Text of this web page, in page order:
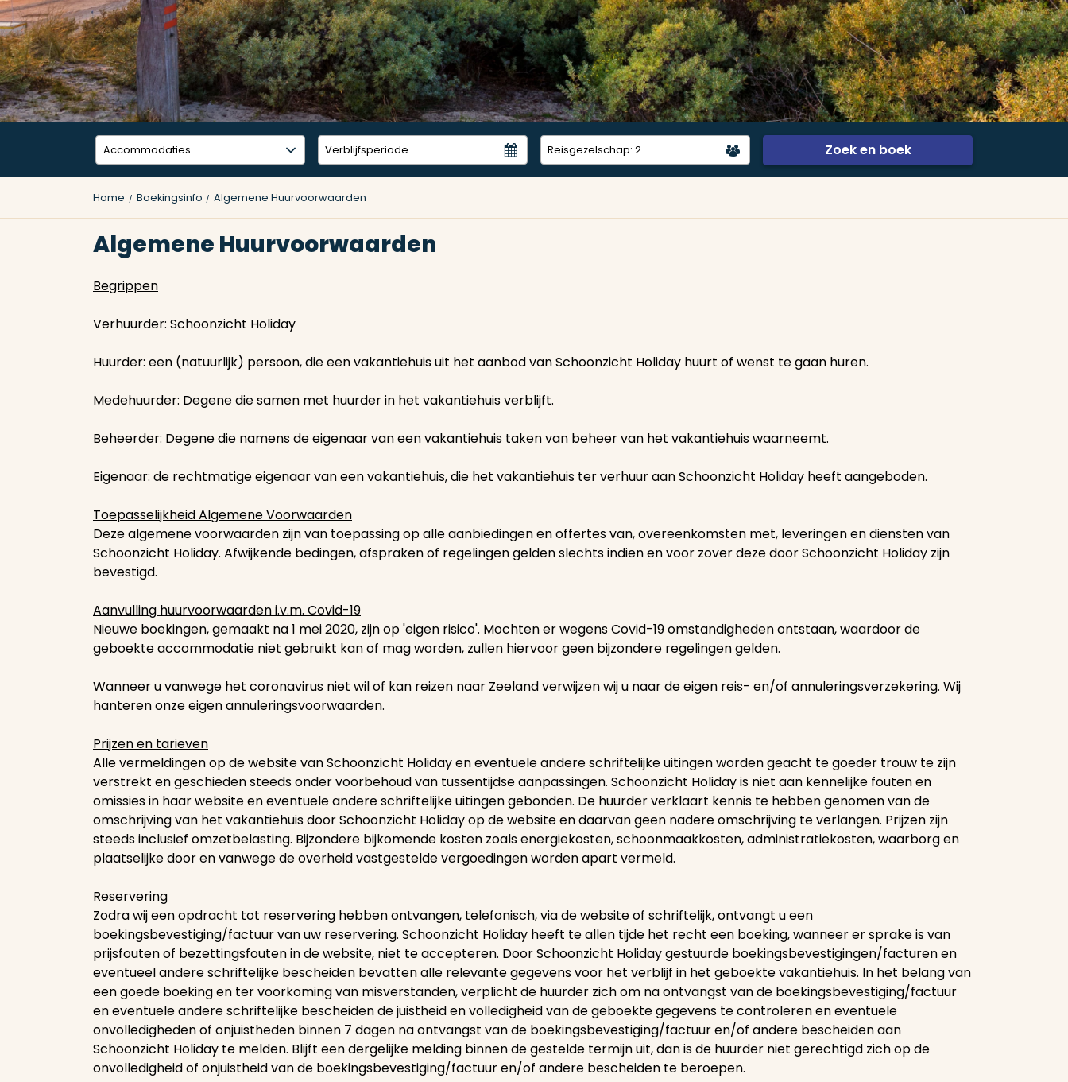
Reisgezelschap: 2 Zoek en boek
Home Boekingsinfo Algemene Huurvoorwaarden
Algemene Huurvoorwaarden
Begrippen
Verhuurder: Schoonzicht Holiday
Huurder: een (natuurlijk) persoon, die een vakantiehuis uit het aanbod van Schoonzicht Holiday huurt of wenst te gaan huren.
Medehuurder: Degene die samen met huurder in het vakantiehuis verblijft.
Beheerder: Degene die namens de eigenaar van een vakantiehuis taken van beheer van het vakantiehuis waarneemt.
Eigenaar: de rechtmatige eigenaar van een vakantiehuis, die het vakantiehuis ter verhuur aan Schoonzicht Holiday heeft aangeboden.
Toepasselijkheid Algemene Voorwaarden
Deze algemene voorwaarden zijn van toepassing op alle aanbiedingen en offertes van, overeenkomsten met, leveringen en diensten van
Schoonzicht Holiday. Afwijkende bedingen, afspraken of regelingen gelden slechts indien en voor zover deze door Schoonzicht Holiday zijn
bevestigd.
Aanvulling huurvoorwaarden i.v.m. Covid-19
Nieuwe boekingen, gemaakt na 1 mei 2020, zijn op 'eigen risico'. Mochten er wegens Covid-19 omstandigheden ontstaan, waardoor de
geboekte accommodatie niet gebruikt kan of mag worden, zullen hiervoor geen bijzondere regelingen gelden.
Wanneer u vanwege het coronavirus niet wil of kan reizen naar Zeeland verwijzen wij u naar de eigen reis- en/of annuleringsverzekering. Wij
hanteren onze eigen annuleringsvoorwaarden.
Prijzen en tarieven
Alle vermeldingen op de website van Schoonzicht Holiday en eventuele andere schriftelijke uitingen worden geacht te goeder trouw te zijn
verstrekt en geschieden steeds onder voorbehoud van tussentijdse aanpassingen. Schoonzicht Holiday is niet aan kennelijke fouten en
omissies in haar website en eventuele andere schriftelijke uitingen gebonden. De huurder verklaart kennis te hebben genomen van de
omschrijving van het vakantiehuis door Schoonzicht Holiday op de website en daarvan geen nadere omschrijving te verlangen. Prijzen zijn
steeds inclusief omzetbelasting. Bijzondere bijkomende kosten zoals energiekosten, schoonmaakkosten, administratiekosten, waarborg en
plaatselijke door en vanwege de overheid vastgestelde vergoedingen worden apart vermeld.
Reservering
Zodra wij een opdracht tot reservering hebben ontvangen, telefonisch, via de website of schriftelijk, ontvangt u een
boekingsbevestiging/factuur van uw reservering. Schoonzicht Holiday heeft te allen tijde het recht een boeking, wanneer er sprake is van
prijsfouten of bezettingsfouten in de website, niet te accepteren. Door Schoonzicht Holiday gestuurde boekingsbevestigingen/facturen en
eventueel andere schriftelijke bescheiden bevatten alle relevante gegevens voor het verblijf in het geboekte vakantiehuis. In het belang van
een goede boeking en ter voorkoming van misverstanden, verplicht de huurder zich om na ontvangst van de boekingsbevestiging/factuur
en eventuele andere schriftelijke bescheiden de juistheid en volledigheid van de geboekte gegevens te controleren en eventuele
onvolledigheden of onjuistheden binnen 7 dagen na ontvangst van de boekingsbevestiging/factuur en/of andere bescheiden aan
Schoonzicht Holiday te melden. Blijft een dergelijke melding binnen de gestelde termijn uit, dan is de huurder niet gerechtigd zich op de
onvolledigheid of onjuistheid van de boekingsbevestiging/factuur en/of andere bescheiden te beroepen.